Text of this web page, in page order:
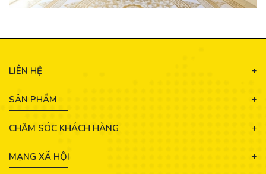
LIÊN HỆ
SẢN PHẨM
CHĂM SÓC KHÁCH HÀNG
MẠNG XÃ HỘI